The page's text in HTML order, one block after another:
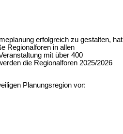
erfolgreich zu gestalten, hat
Regionalforen in allen
mit über 400
die Regionalforen 2025/2026
Planungsregion vor: